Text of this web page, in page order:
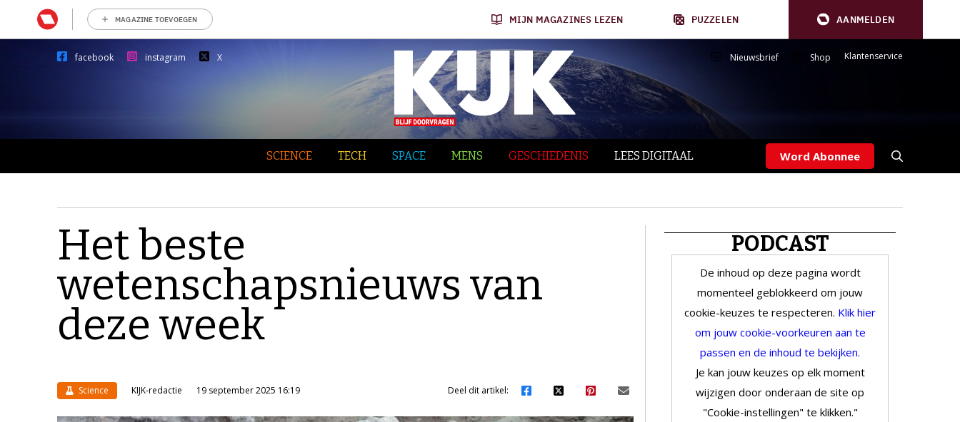
MAGAZINE TOEVOEGEN MIJN MAGAZINES LEZEN PUZZELEN AANMELDEN
facebook instagram X Nieuwsbrief Shop Klantenservice
SCIENCE TECH SPACE MENS GESCHIEDENIS LEES DIGITAAL Word Abonnee
Het beste
wetenschapsnieuws van
deze week
Science KIJK-redactie 19 september 2025 16:19 Deel dit artikel:
PODCAST
De inhoud op deze pagina wordt
momenteel geblokkeerd om jouw
cookie-keuzes te respecteren. Klik hier
om jouw cookie-voorkeuren aan te
passen en de inhoud te bekijken.
Je kan jouw keuzes op elk moment
wijzigen door onderaan de site op
"Cookie-instellingen" te klikken."